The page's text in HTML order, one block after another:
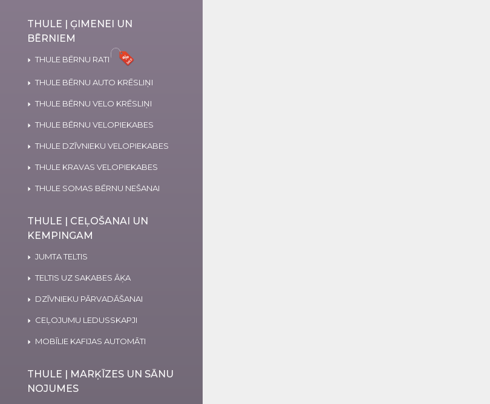
THULE | ĢIMENEI UN
BĒRNIEM
THULE BĒRNU RATI
THULE BĒRNU AUTO KRĒSLIŅI
THULE BĒRNU VELO KRĒSLIŅI
THULE BĒRNU VELOPIEKABES
THULE DZĪVNIEKU VELOPIEKABES
THULE KRAVAS VELOPIEKABES
THULE SOMAS BĒRNU NEŠANAI
THULE | CEĻOŠANAI UN
KEMPINGAM
JUMTA TELTIS
TELTIS UZ SAKABES ĀĶA
DZĪVNIEKU PĀRVADĀŠANAI
CEĻOJUMU LEDUSSKAPJI
MOBĪLIE KAFIJAS AUTOMĀTI
THULE | MARĶĪZES UN SĀNU
NOJUMES